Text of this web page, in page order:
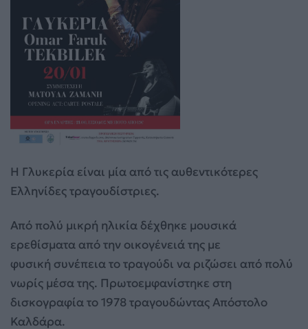
Η Γλυκερία είναι μία από τις αυθεντικότερες
Ελληνίδες τραγουδίστριες.
Από πολύ μικρή ηλικία δέχθηκε μουσικά
ερεθίσματα από την οικογένειά της με
φυσική συνέπεια το τραγούδι να ριζώσει από πολύ
νωρίς μέσα της. Πρωτοεμφανίστηκε στη
δισκογραφία το 1978 τραγουδώντας Απόστολο
Καλδάρα.